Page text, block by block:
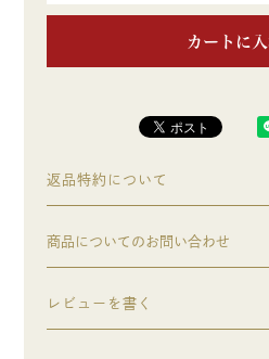
カートに
返品特約について
商品についてのお問い合わせ
レビューを書く